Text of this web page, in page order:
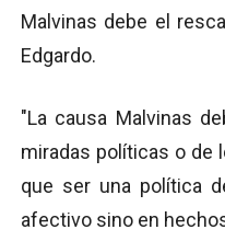
Malvinas debe el
Edgardo.
"La causa Malvinas
miradas políticas o de
que ser una política
afectivo sino en